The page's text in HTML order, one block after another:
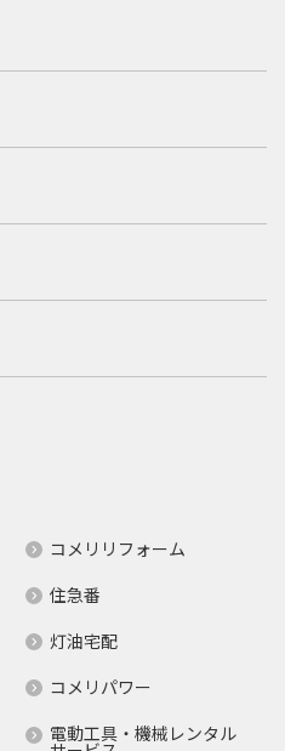
コメリリフォーム
住急番
灯油宅配
コメリパワー
電動工具・機械レンタル